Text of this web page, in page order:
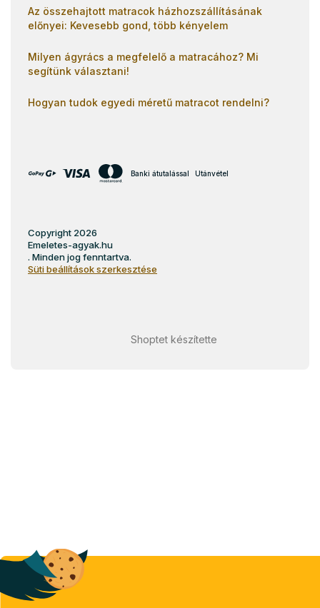
Az összehajtott matracok házhozszállításának
előnyei: Kevesebb gond, több kényelem
Milyen ágyrács a megfelelő a matracához? Mi
segítünk választani!
Hogyan tudok egyedi méretű matracot rendelni?
Banki átutalással Utánvétel
Shoptet készítette
Copyright 2026
Emeletes-agyak.hu
. Minden jog fenntartva.
Süti beállítások szerkesztése